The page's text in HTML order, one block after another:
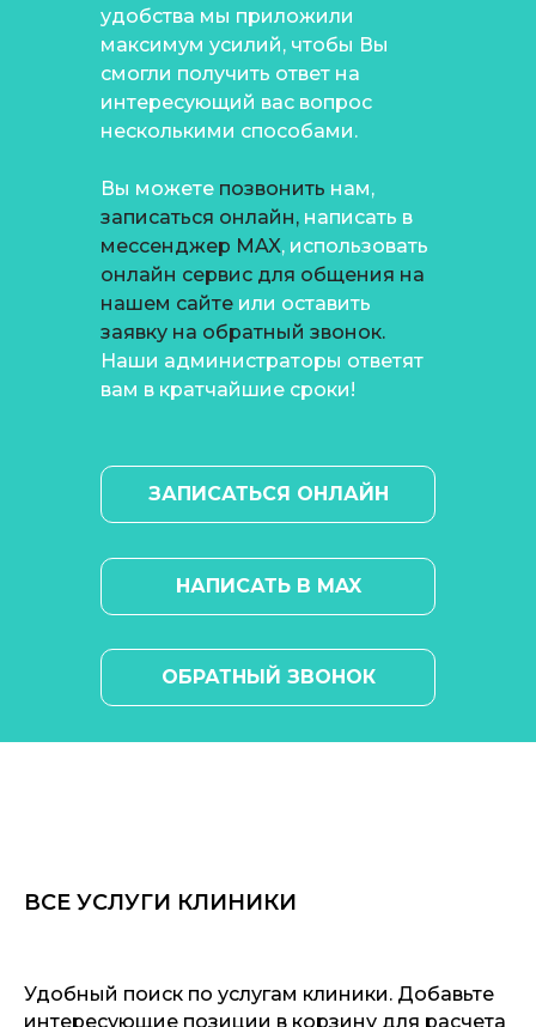
НАПИСАТЬ В MAX
ЗАПИСАТЬСЯ ОНЛАЙН
ОБРАТНЫЙ ЗВОНОК
удобства мы приложили
максимум усилий, чтобы Вы
смогли получить ответ на
интересующий вас вопрос
несколькими способами.
Вы можете позвонить нам,
записаться онлайн, написать в
мессенджер MAX, использовать
онлайн сервис для общения на
нашем сайте или оставить
заявку на обратный звонок.
Наши администраторы ответят
вам в кратчайшие сроки!
ВСЕ УСЛУГИ КЛИНИКИ
Удобный поиск по услугам клиники. Добавьте
интересующие позиции в корзину для расчета